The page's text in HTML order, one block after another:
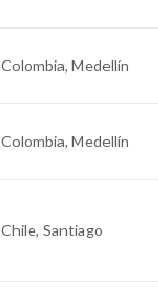
Colombia, Medellín
Colombia, Medellín
Chile, Santiago